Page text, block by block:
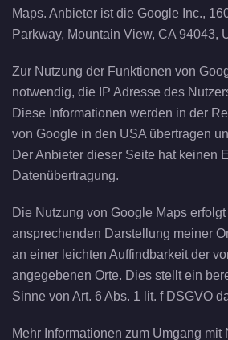
Maps. Anbieter ist die Google Inc.,
Parkway, Mountain View, CA 94043,
Zur Nutzung der Funktionen von
notwendig, die IP Adresse des
Diese Informationen werden in der
von Google in den USA übertragen
Der Anbieter dieser Seite hat keinen
Datenübertragung.
Die Nutzung von Google Maps
ansprechenden Darstellung meiner
an einer leichten Auffindbarkeit der
angegebenen Orte. Dies stellt ein
Sinne von Art. 6 Abs. 1 lit. f DSGVO
Mehr Informationen zum Umgang mit